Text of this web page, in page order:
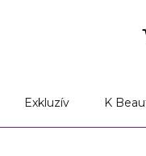
Exkluzív K